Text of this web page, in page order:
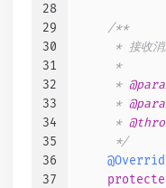
28
29
30
31
32
33
34
35
36
37
/**
* 接收消
     *
     *
     *
     *
     */